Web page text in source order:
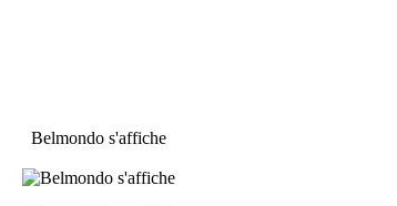
Belmondo s'affiche